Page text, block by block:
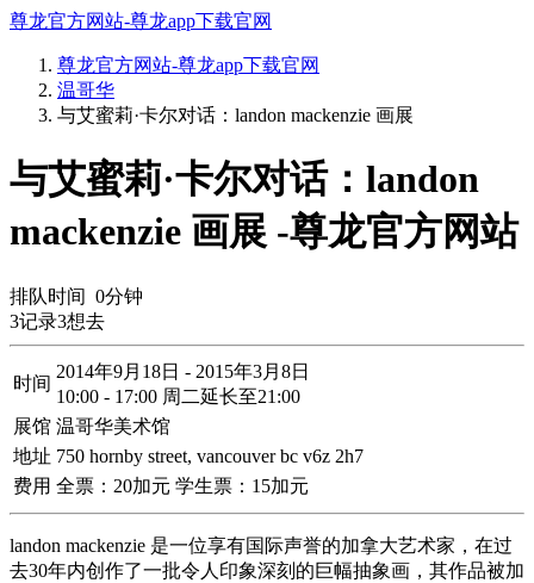
尊龙官方网站-尊龙app下载官网
尊龙官方网站-尊龙app下载官网
温哥华
与艾蜜莉·卡尔对话：landon mackenzie 画展
与艾蜜莉·卡尔对话：landon
mackenzie 画展 -尊龙官方网站
排队时间 0分钟
3记录3想去
时间
2014年9月18日 - 2015年3月8日
10:00 - 17:00 周二延长至21:00
展馆 温哥华美术馆
地址 750 hornby street, vancouver bc v6z 2h7
费用 全票：20加元 学生票：15加元
landon mackenzie 是一位享有国际声誉的加拿大艺术家，在过
去30年内创作了一批令人印象深刻的巨幅抽象画，其作品被加